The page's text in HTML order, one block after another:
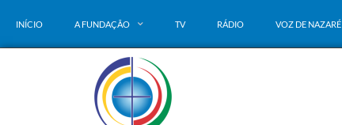
INÍCIO A FUNDAÇÃO TV RÁDIO VOZ DE NAZARÉ